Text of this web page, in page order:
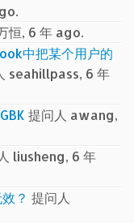
恒, 6 年 ago.
中把某个用户的
seahillpass, 6 年
提问人 awang,
liusheng, 6 年
？ 提问人